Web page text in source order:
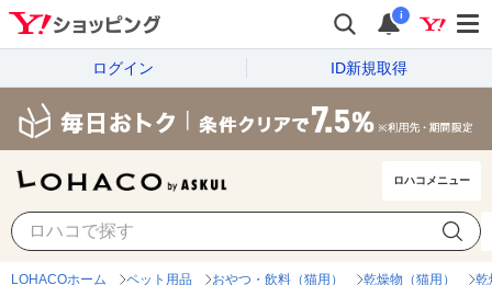
i
ログイン ID新規取得
ロハコメニュー
LOHACOホーム ペット用品 おやつ・飲料（猫用） 乾燥物（猫用） 乾